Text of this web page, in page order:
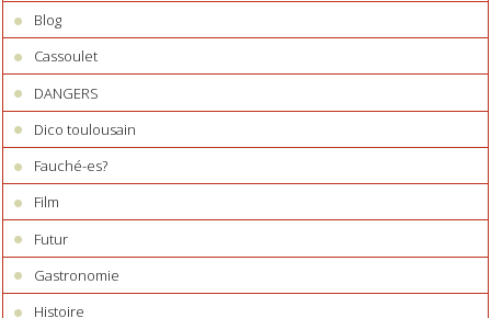
Blog
Cassoulet
DANGERS
Dico toulousain
Fauché-es?
Film
Futur
Gastronomie
Histoire